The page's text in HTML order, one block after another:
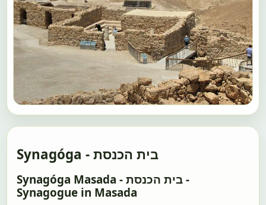
Synagóga - בית הכנסת
Synagóga Masada - בית הכנסת -
Synagogue in Masada